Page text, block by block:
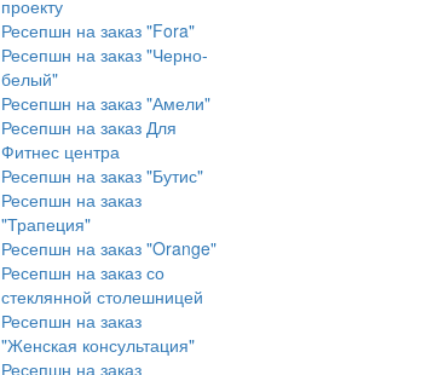
проекту
Ресепшн на заказ "Fora"
Ресепшн на заказ "Черно-
белый"
Ресепшн на заказ "Амели"
Ресепшн на заказ Для
Фитнес центра
Ресепшн на заказ "Бутис"
Ресепшн на заказ
"Трапеция"
Ресепшн на заказ "Orange"
Ресепшн на заказ со
стеклянной столешницей
Ресепшн на заказ
"Женская консультация"
Ресепшн на заказ